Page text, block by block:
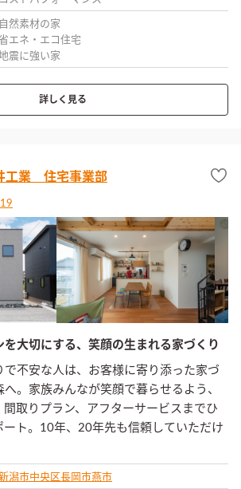
自然素材の家
省エネ・エコ住宅
震に強い家
詳しく見る
工業 住宅事業部
19
を大切にする、笑顔の生まれる家づくり
で不安な人は、お客様に寄り添った家づ
へ。家族みんなが笑顔で暮らせるよう、
間取りプラン、アフターサービスまでひ
ート。10年、20年先も信頼していただけ
潟市中央区長岡市燕市